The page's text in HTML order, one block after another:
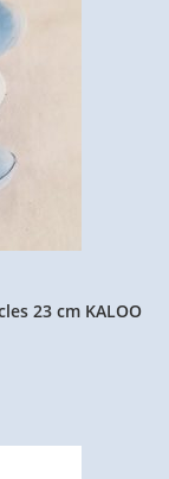
23 cm KALOO